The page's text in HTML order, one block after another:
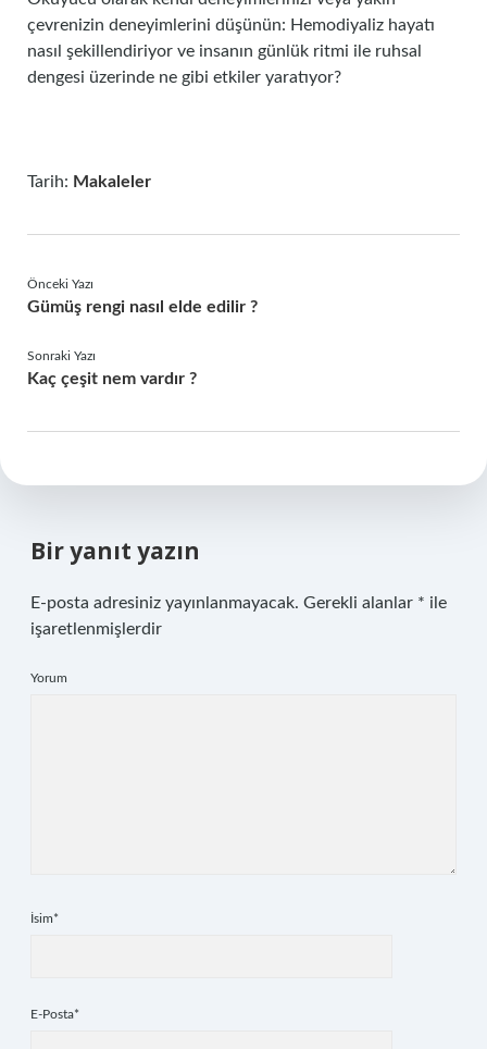
çevrenizin deneyimlerini düşünün: Hemodiyaliz hayatı
nasıl şekillendiriyor ve insanın günlük ritmi ile ruhsal
dengesi üzerinde ne gibi etkiler yaratıyor?
Tarih: Makaleler
Önceki Yazı
Gümüş rengi nasıl elde edilir ?
Sonraki Yazı
Kaç çeşit nem vardır ?
Bir yanıt yazın
E-posta adresiniz yayınlanmayacak. Gerekli alanlar * ile
işaretlenmişlerdir
Yorum
İsim*
E-Posta*